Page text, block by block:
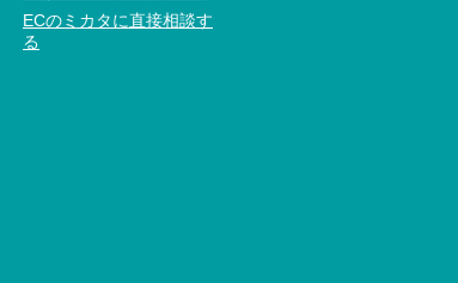
ECのミカタに直接相談す
る